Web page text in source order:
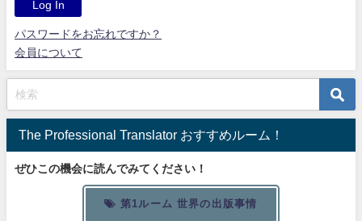
パスワードをお忘れですか？
会員について
The Professional Translator おすすめルーム！
ぜひこの機会に読んでみてください！
第1ルーム 世界の出版事情